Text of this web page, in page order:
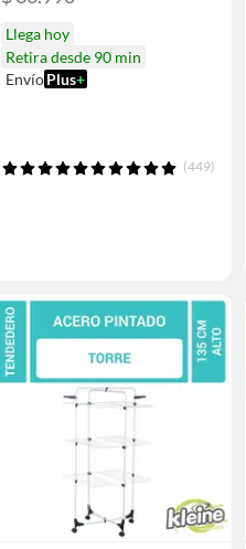
Llega hoy
Retira desde 90 min
EnvíoPlus+
(449)